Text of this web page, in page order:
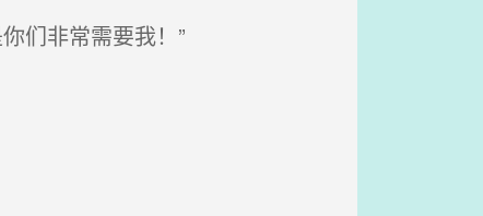
们非常需要我！”